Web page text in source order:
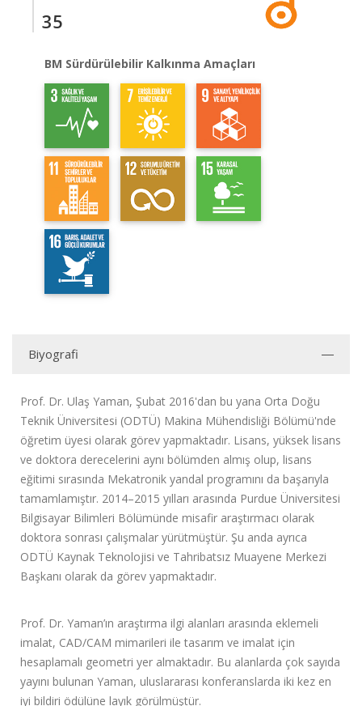
35
BM Sürdürülebilir Kalkınma Amaçları
Biyografi
Prof. Dr. Ulaş Yaman, Şubat 2016'dan bu yana Orta Doğu
Teknik Üniversitesi (ODTÜ) Makina Mühendisliği Bölümü'nde
öğretim üyesi olarak görev yapmaktadır. Lisans, yüksek lisans
ve doktora derecelerini aynı bölümden almış olup, lisans
eğitimi sırasında Mekatronik yandal programını da başarıyla
tamamlamıştır. 2014–2015 yılları arasında Purdue Üniversitesi
Bilgisayar Bilimleri Bölümünde misafir araştırmacı olarak
doktora sonrası çalışmalar yürütmüştür. Şu anda ayrıca
ODTÜ Kaynak Teknolojisi ve Tahribatsız Muayene Merkezi
Başkanı olarak da görev yapmaktadır.
Prof. Dr. Yaman’ın araştırma ilgi alanları arasında eklemeli
imalat, CAD/CAM mimarileri ile tasarım ve imalat için
hesaplamalı geometri yer almaktadır. Bu alanlarda çok sayıda
yayını bulunan Yaman, uluslararası konferanslarda iki kez en
iyi bildiri ödülüne layık görülmüştür.